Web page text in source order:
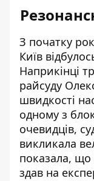
З початку
Київ
Наприкінці
райсуду
швидкості
одному з
очевидців,
викликала
показала, що
здав на